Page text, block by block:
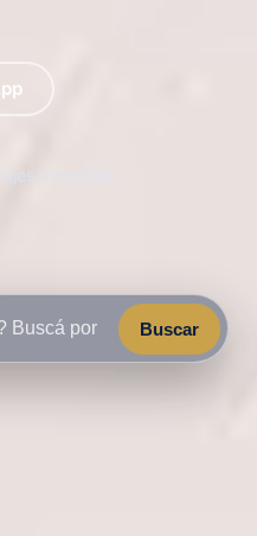
a medida
Buscar